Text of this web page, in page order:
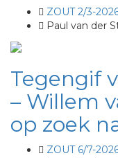
ZOUT 2/3-
Paul van der
Tegengif
– Willem
op zoek
ZOUT 6/7-